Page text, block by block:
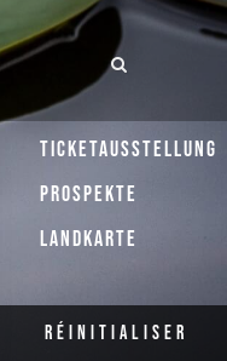
Réinitialiser
Ticketausstellung
Prospekte
Landkarte